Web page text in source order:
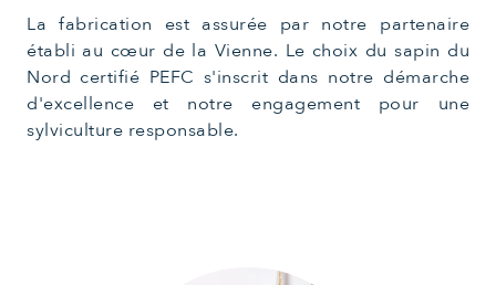
La fabrication est assurée par notre partenaire
établi au cœur de la Vienne. Le choix du sapin du
Nord certifié PEFC s'inscrit dans notre démarche
d'excellence et notre engagement pour une
sylviculture responsable.